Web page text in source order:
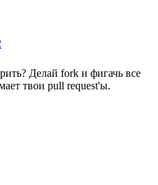
Делай fork и фигачь все
твои pull request'ы.